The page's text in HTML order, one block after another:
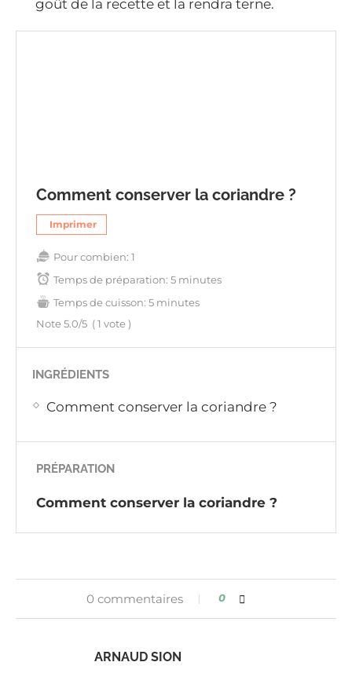
goût de la recette et la rendra terne.
Comment conserver la coriandre ?
Imprimer
Pour combien: 1
Temps de préparation: 5 minutes
Temps de cuisson: 5 minutes
Note 5.0/5 (1 vote )
INGRÉDIENTS
Comment conserver la coriandre ?
PRÉPARATION
Comment conserver la coriandre ?
0 commentaires 0
ARNAUD SION